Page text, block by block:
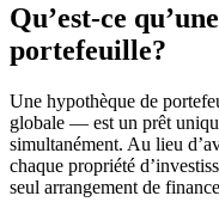
Qu’est-ce
portefeuille?
Une hypothèque de
globale — est un prêt
simultanément. Au lieu
chaque propriété
seul arrangement de